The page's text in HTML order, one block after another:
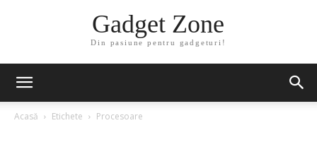
Gadget Zone
Din pasiune pentru gadgeturi!
Acasă Etichete Procesoare